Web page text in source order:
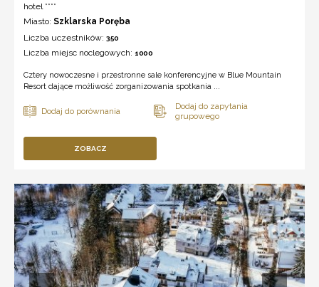
hotel ****
Miasto: Szklarska Poręba
Liczba uczestników: 350
Liczba miejsc noclegowych: 1000
Cztery nowoczesne i przestronne sale konferencyjne w Blue Mountain
Resort dające możliwość zorganizowania spotkania ...
ZOBACZ